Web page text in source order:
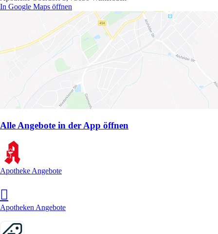
In Google Maps öffnen
Alle Angebote in der App öffnen
Apotheke Angebote
Apotheken Angebote